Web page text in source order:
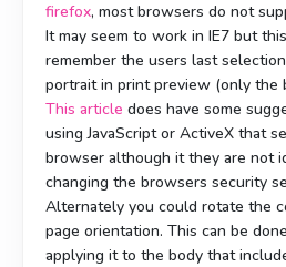
firefox, most browsers do not
It may seem to work in IE7 but
remember the users last
portrait in print preview (only the
This article does have some
using JavaScript or ActiveX that
browser although it they are not
changing the browsers security
Alternately you could rotate the
page orientation. This can be
applying it to the body that